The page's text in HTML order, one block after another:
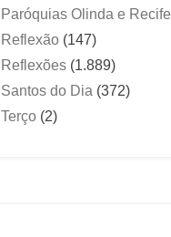
Paróquias Olinda e Recife
Reflexão (147)
Reflexões (1.889)
Santos do Dia (372)
Terço (2)